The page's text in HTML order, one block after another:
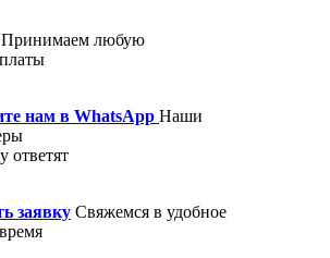
Принимаем любую
нам в WhatsApp Наши
ответят
заявку Свяжемся в удобное